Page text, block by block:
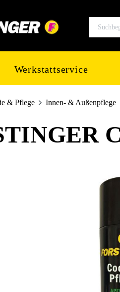
Werkstattservice
& Pflege Innen- & Außenpflege